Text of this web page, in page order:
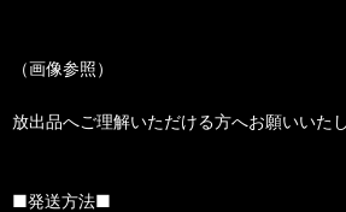
（画像参照）
放出品へご理解いただける方へお願いいたし
■発送方法■